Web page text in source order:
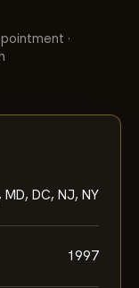
·
MD, DC, NJ, NY
1997